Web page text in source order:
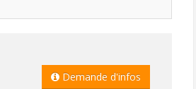
Demande d'infos